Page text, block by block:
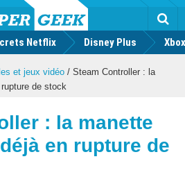
Netflix Disney Plus
et jeux vidéo / Steam Controller : la
de stock
: la manette
en rupture de
FacebookTwitter Youtube